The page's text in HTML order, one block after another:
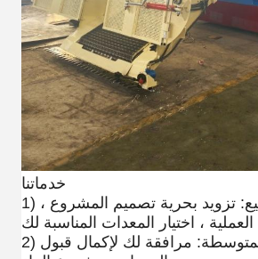
1) خدمة ما قبل البيع: تزويد بحرية تصميم المشروع ،
2) خدمة المبيعات المتوسطة: مرافقة لك لإكمال قبول